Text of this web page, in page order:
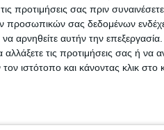
προτιμήσεις σας πριν
προσωπικών σας δεδομένων
αρνηθείτε αυτήν την
τις προτιμήσεις σας ή να
ιστότοπο και κάνοντας κλικ